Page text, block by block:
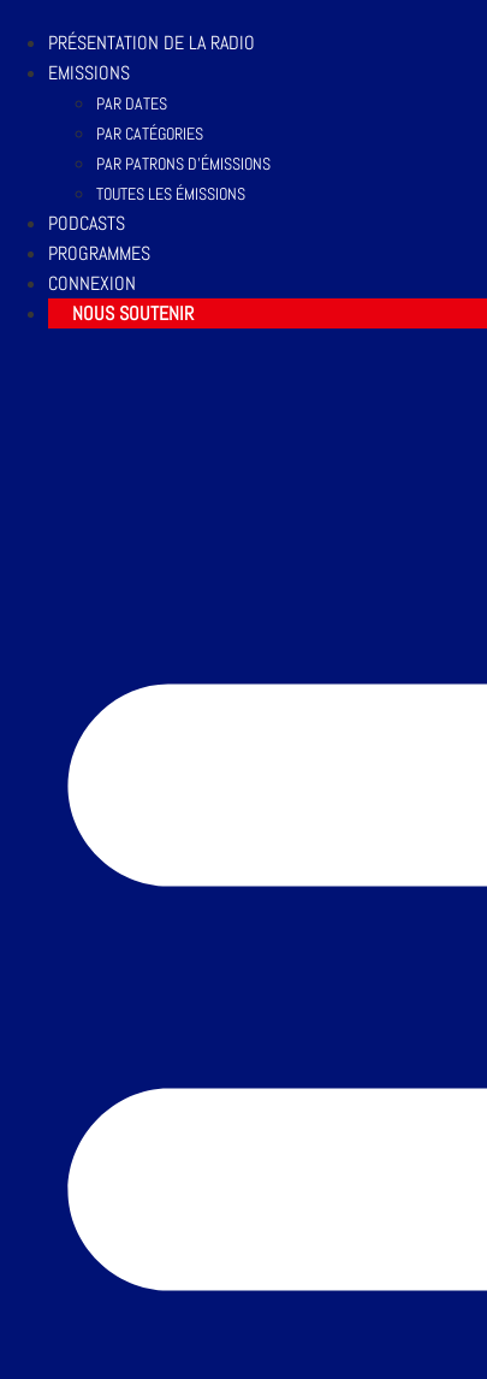
PRÉSENTATION DE LA RADIO
EMISSIONS
PAR DATES
PAR CATÉGORIES
PAR PATRONS D’ÉMISSIONS
TOUTES LES ÉMISSIONS
PODCASTS
PROGRAMMES
CONNEXION
NOUS SOUTENIR